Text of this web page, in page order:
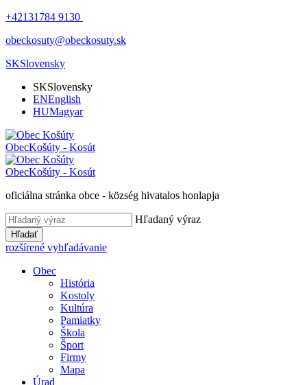
+42131784 9130
obeckosuty@obeckosuty.sk
SKSlovensky
SKSlovensky
ENEnglish
HUMagyar
ObecKošúty - Kosút
ObecKošúty - Kosút
oficiálna stránka obce - község hivatalos honlapja
Hľadaný výraz
Hľadať
rozšírené vyhľadávanie
Obec
História
Kostoly
Kultúra
Pamiatky
Škola
Šport
Firmy
Mapa
Úrad